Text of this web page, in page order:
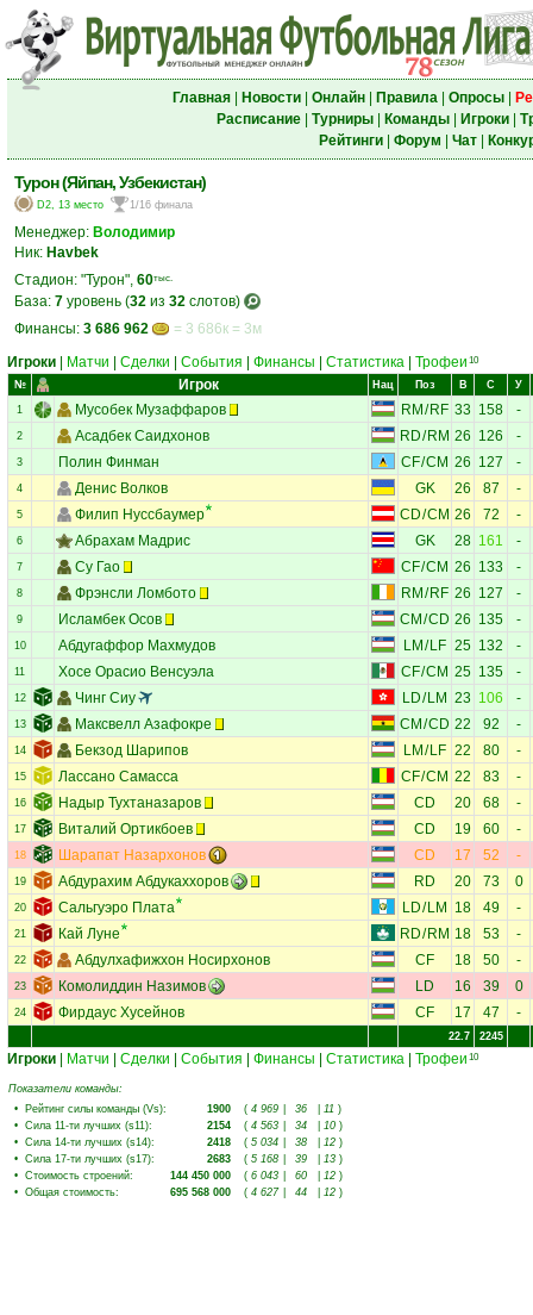
Главная| Новости| Онлайн| Правила| Опросы|
Расписание| Турниры| Команды| Игроки|
Рейтинги| Форум Чат|
Турон (Яйпан, Узбекистан)
D2, 13 место 1/16 финала
Менеджер: Володимир
Ник: Havbek
Стадион: "Турон", 60тыс.
База: 7 уровень (32 из 32 слотов)
Финансы: 3 686 962
= 3 686к = 3м
Игроки
Матчи Сделки События Финансы Статистика Трофеи 10
№ Игрок Нац Поз В С У
1 Мусобек Музаффаров RM / RF 33 158 -
2 Асадбек Саидхонов RD/ RM 26 126 -
3 Полин Финман CF/CM 26 127 -
4 Денис Волков GK 26 87 -
5 Филип Нуссбаумер CD/CM 26 72 -
6 Абрахам Мадрис GK 28 161 -
7 Су Гао CF/CM 26 133 -
8 Фрэнсли Ломбото RM / RF 26 127 -
9 Исламбек Осов CM /CD 26 135 -
10 Абдугаффор Махмудов LM / LF 25 132 -
11 Хосе Орасио Венсуэла CF/CM 25 135 -
12 Чинг Сиу LD/ LM 23 106 -
13 Максвелл Азафокре CM /CD 22 92 -
14 Бекзод Шарипов LM / LF 22 80 -
15 Лассано Самасса CF/CM 22 83 -
16 Надыр Тухтаназаров CD 20 68 -
17 Виталий Ортикбоев CD 19 60 -
18 Шарапат Назархонов CD 17 52 -
19 Абдурахим Абдукаххоров RD 20 73 0
20 Сальгуэро Плата LD/ LM 18 49 -
21 Кай Луне RD/ RM 18 53 -
22 Абдулхафижхон Носирхонов CF 18 50 -
23 Комолиддин Назимов LD 16 39 0
24 Фирдаус Хусейнов CF 17 47 -
22.7 2245
Игроки Матчи Сделки События Финансы Статистика Трофеи 10
Показатели команды:
• Рейтинг силы команды (Vs): 1900 ( 4 969 36 11 )
• Сила 11-ти лучших (s11): 2154 ( 4 563 34 10 )
• Сила 14-ти лучших (s14): 2418 ( 5 034 38 12 )
• Сила 17-ти лучших (s17): 2683 ( 5 168 39 13 )
• Стоимость строений: 144 450 000 ( 6 043 60 12 )
• Общая стоимость: 695 568 000 ( 4 627 44 12 )